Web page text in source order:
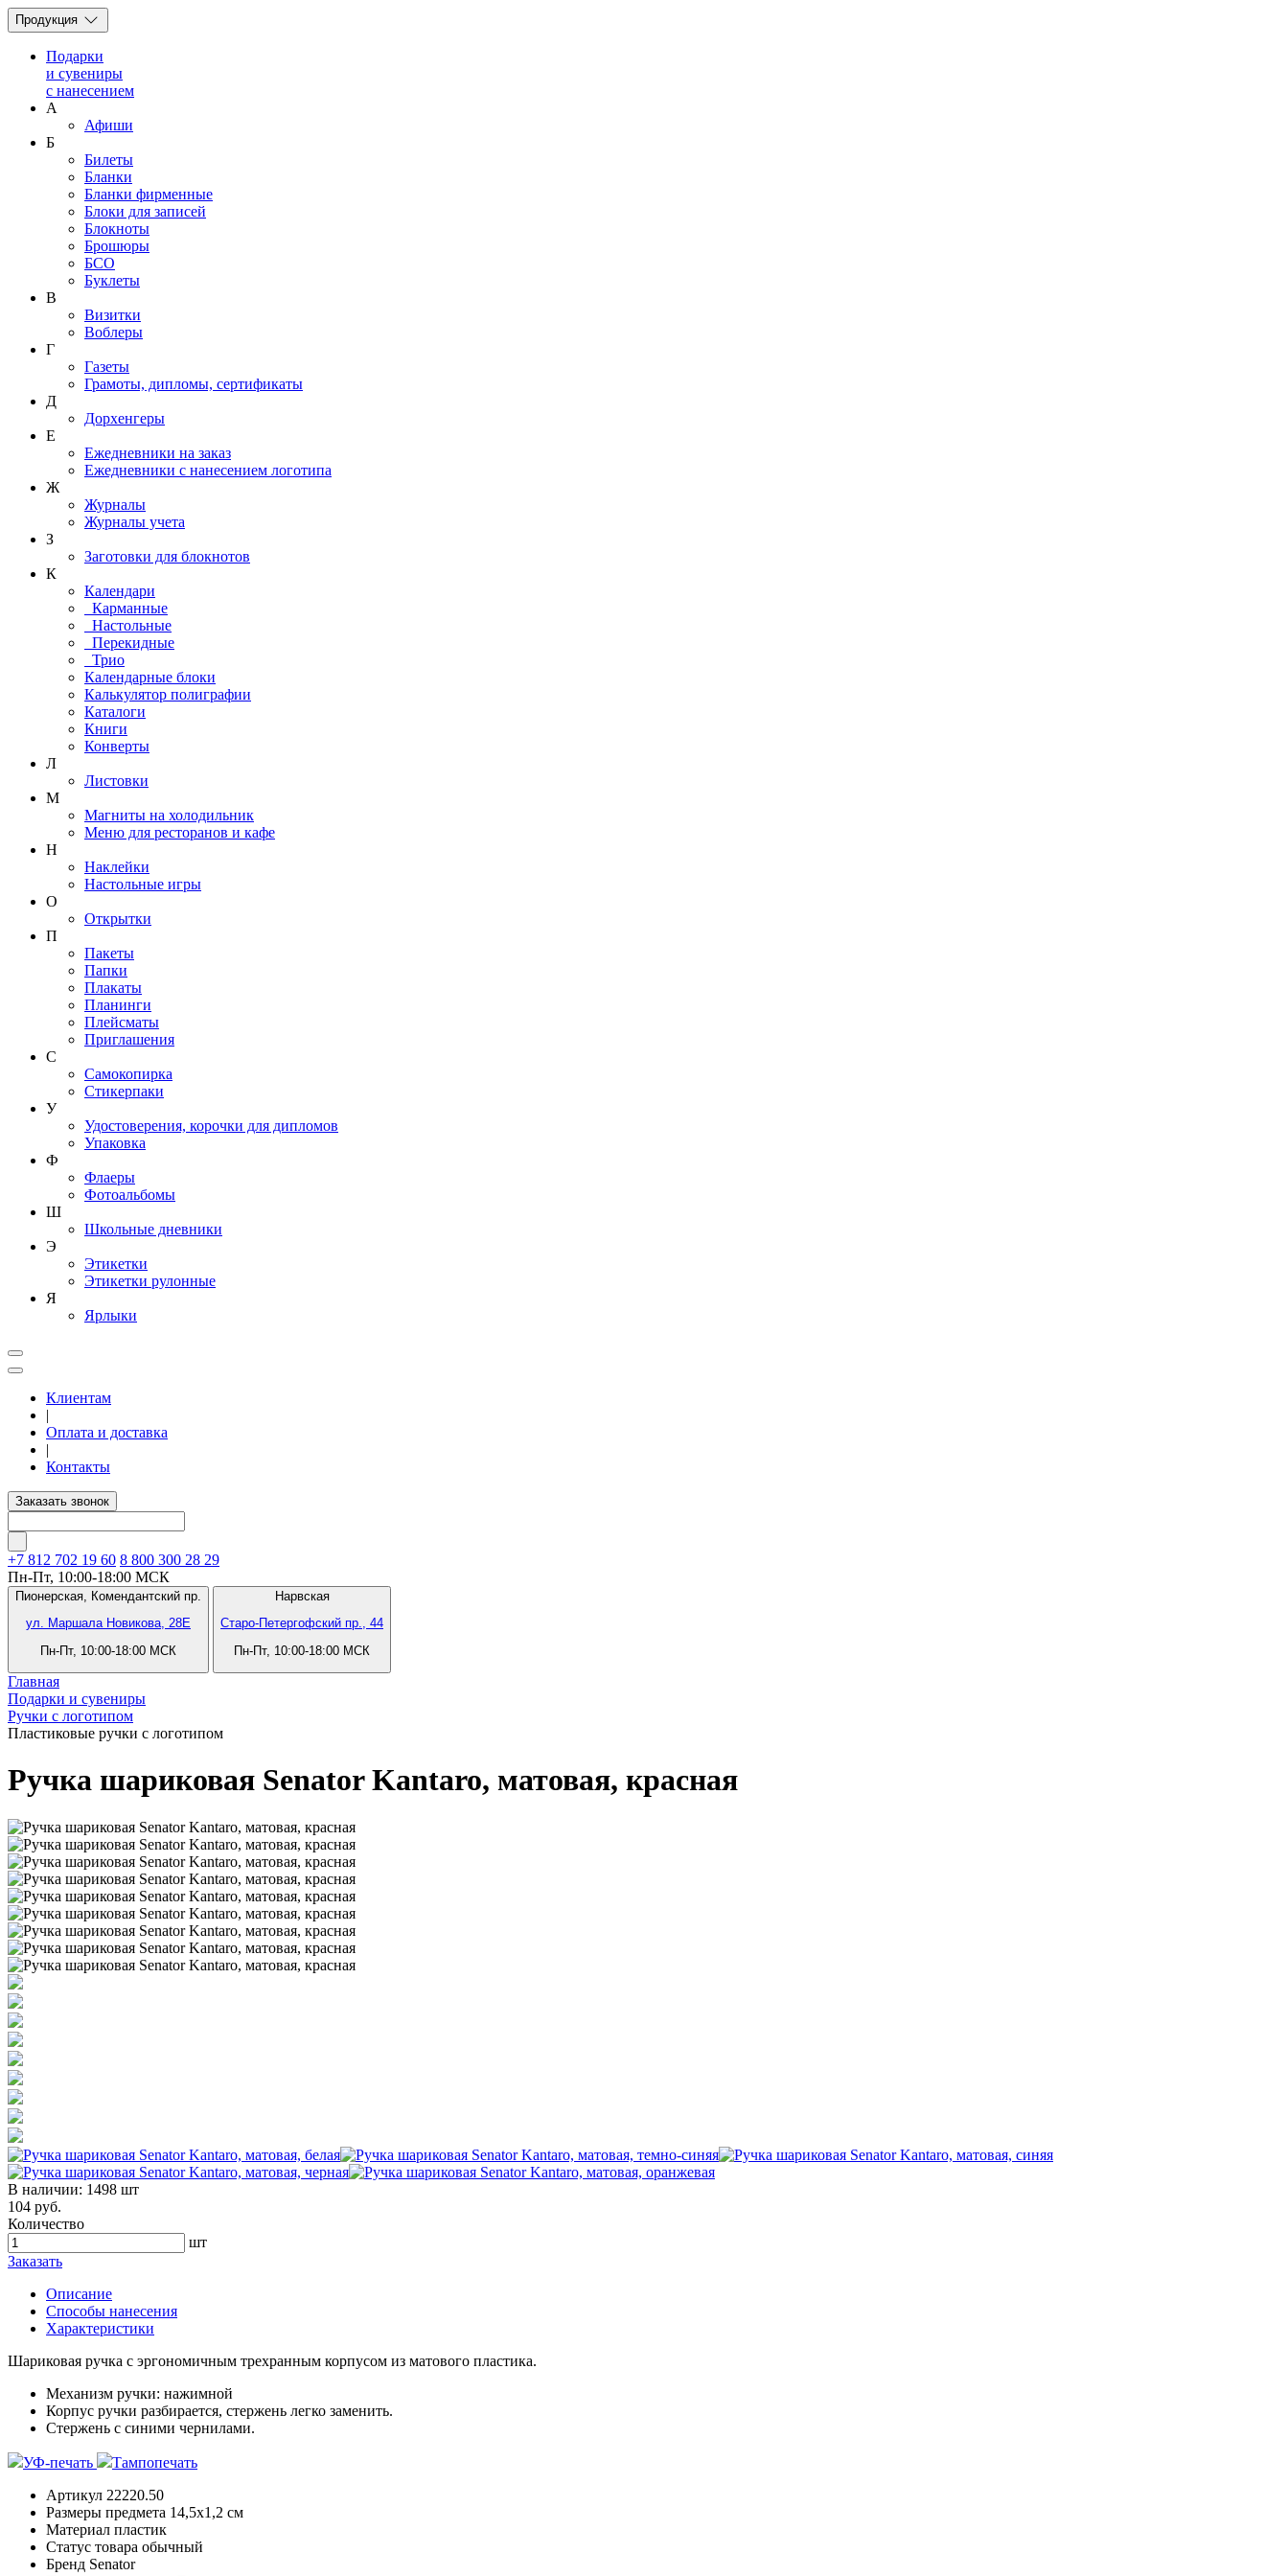
Продукция
Подарки
и сувениры
с нанесением
А
Афиши
Б
Билеты
Бланки
Бланки фирменные
Блоки для записей
Блокноты
Брошюры
БСО
Буклеты
В
Визитки
Воблеры
Г
Газеты
Грамоты, дипломы, сертификаты
Д
Дорхенгеры
Е
Ежедневники на заказ
Ежедневники с нанесением логотипа
Ж
Журналы
Журналы учета
З
Заготовки для блокнотов
К
Календари
Карманные
Настольные
Перекидные
Трио
Календарные блоки
Калькулятор полиграфии
Каталоги
Книги
Конверты
Л
Листовки
М
Магниты на холодильник
Меню для ресторанов и кафе
Н
Наклейки
Настольные игры
О
Открытки
П
Пакеты
Папки
Плакаты
Планинги
Плейсматы
Приглашения
С
Самокопирка
Стикерпаки
У
Удостоверения, корочки для дипломов
Упаковка
Ф
Флаеры
Фотоальбомы
Ш
Школьные дневники
Э
Этикетки
Этикетки рулонные
Я
Ярлыки
Клиентам
|
Оплата и доставка
|
Контакты
Заказать звонок
+7 812 702 19 60 8 800 300 28 29
Пн-Пт, 10:00-18:00 МСК
Пионерская, Комендантский пр.
ул. Маршала Новикова, 28Е
Пн-Пт, 10:00-18:00 МСК
Нарвская
Старо-Петергофский пр., 44
Пн-Пт, 10:00-18:00 МСК
Главная
Подарки и сувениры
Ручки с логотипом
Пластиковые ручки с логотипом
Ручка шариковая Senator Kantaro, матовая, красная
В наличии: 1498 шт
104 руб.
Количество
шт
Заказать
Описание
Способы нанесения
Характеристики
Шариковая ручка с эргономичным трехранным корпусом из матового пластика.
Механизм ручки: нажимной
Корпус ручки разбирается, стержень легко заменить.
Стержень с синими чернилами.
УФ-печать
Тампопечать
Артикул 22220.50
Размеры предмета 14,5х1,2 см
Материал пластик
Статус товара обычный
Бренд Senator